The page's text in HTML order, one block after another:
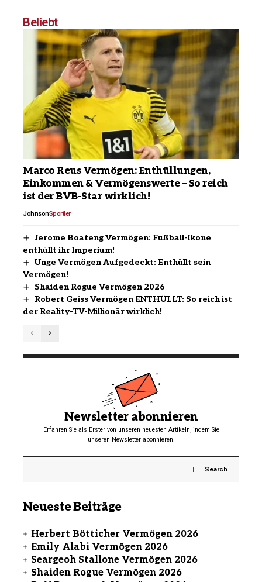
Beliebt
Marco Reus Vermögen: Enthüllungen,
Einkommen & Vermögenswerte – So reich
ist der BVB-Star wirklich!
JohnsonSportler
Jerome Boateng Vermögen: Fußball-Ikone
enthüllt ihr Imperium!
Unge Vermögen Aufgedeckt: Enthüllt sein
Vermögen!
Shaiden Rogue Vermögen 2026
Robert Geiss Vermögen ENTHÜLLT: So reich ist
der Reality-TV-Millionär wirklich!
Newsletter abonnieren
Erfahren Sie als Erster von unseren neuesten Artikeln, indem Sie
unseren Newsletter abonnieren!
Search
Neueste Beiträge
Herbert Bötticher Vermögen 2026
Emily Alabi Vermögen 2026
Seargeoh Stallone Vermögen 2026
Shaiden Rogue Vermögen 2026